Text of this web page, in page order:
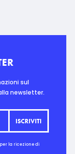
sul
newsletter.
la ricezione di